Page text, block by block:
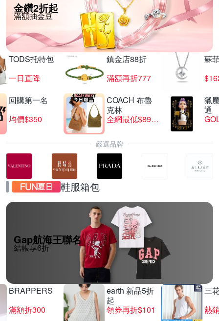
金鑽2折起
滿額抽金豆
TODS托特包
一日直降
鎮金店88折
滿額再折777
蘇
回購第一名
均價$350
COACH 布魯
克林
全網最低$8999
獵
通
嚴選品牌
鞋服箱包
Gap航海王聯名
結帳享6折
BRAPPERS
滿額折300
earth 新品5折
起
領券再折$101
三
熱